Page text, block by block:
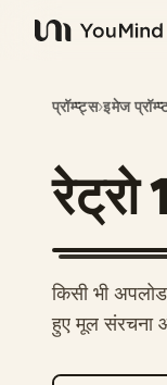
YouMind
प्रॉम्प्ट्स›इमेज
रेट्रो
किसी भी
हुए मूल संरचना